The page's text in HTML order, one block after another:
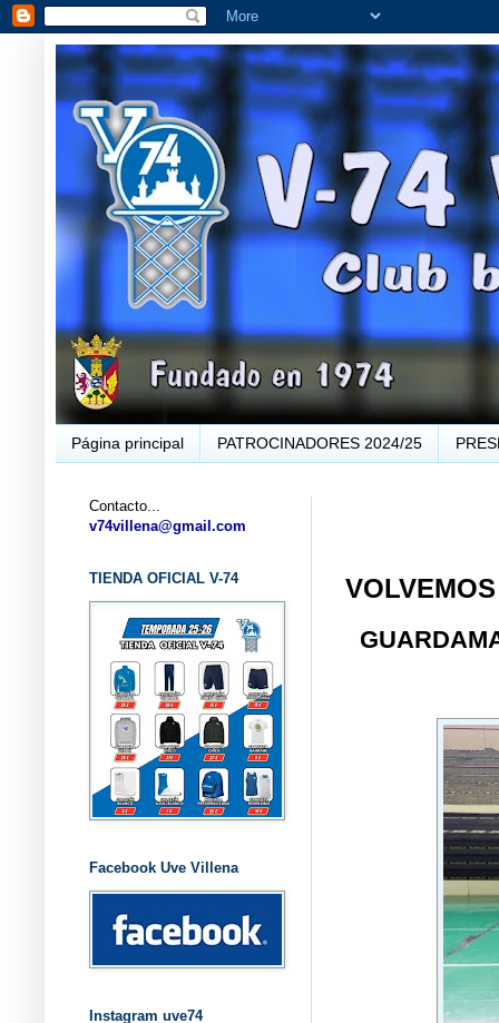
Página principal PATROCINADORES 2024/25
Contacto...
v74villena@gmail.com
TIENDA OFICIAL V-74
Facebook Uve Villena
Instagram uve74